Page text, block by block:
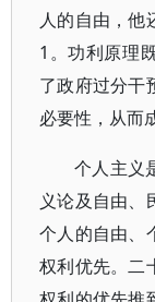
人的自由，他
1。功利原理
了政府过分干
必要性，从而
个人主义
义论及自由、
个人的自由、
权利优先。二